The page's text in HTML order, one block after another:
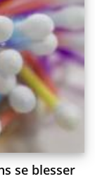
se blesser